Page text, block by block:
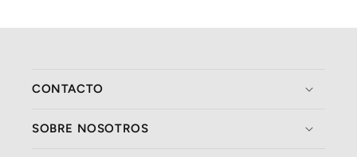
CONTACTO
SOBRE NOSOTROS